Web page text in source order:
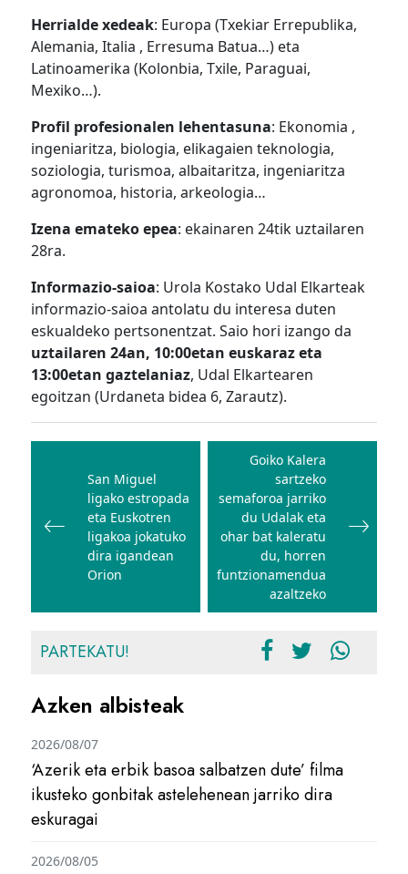
Herrialde xedeak: Europa (Txekiar Errepublika,
Alemania, Italia , Erresuma Batua…) eta
Latinoamerika (Kolonbia, Txile, Paraguai,
Mexiko…).
Profil profesionalen lehentasuna: Ekonomia ,
ingeniaritza, biologia, elikagaien teknologia,
soziologia, turismoa, albaitaritza, ingeniaritza
agronomoa, historia, arkeologia…
Izena emateko epea: ekainaren 24tik uztailaren
28ra.
Informazio-saioa: Urola Kostako Udal Elkarteak
informazio-saioa antolatu du interesa duten
eskualdeko pertsonentzat. Saio hori izango da
uztailaren 24an, 10:00etan euskaraz eta
13:00etan gaztelaniaz, Udal Elkartearen
egoitzan (Urdaneta bidea 6, Zarautz).
Bidalketetan
nabigatu
San Miguel
ligako estropada
eta Euskotren
ligakoa jokatuko
dira igandean
Orion
Goiko Kalera
sartzeko
semaforoa jarriko
du Udalak eta
ohar bat kaleratu
du, horren
funtzionamendua
azaltzeko
PARTEKATU!
Azken albisteak
‘Azerik eta erbik basoa salbatzen dute’ filma
ikusteko gonbitak astelehenean jarriko dira
eskuragai
2026/08/07
2026/08/05